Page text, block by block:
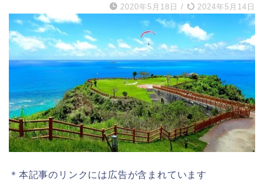
2020年5月18日 / 2024年5月14日
＊本記事のリンクには広告が含まれています